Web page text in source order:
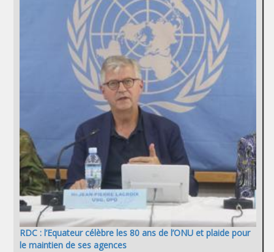
RDC : l’Equateur célèbre les 80 ans de l’ONU et plaide pour
le maintien de ses agences